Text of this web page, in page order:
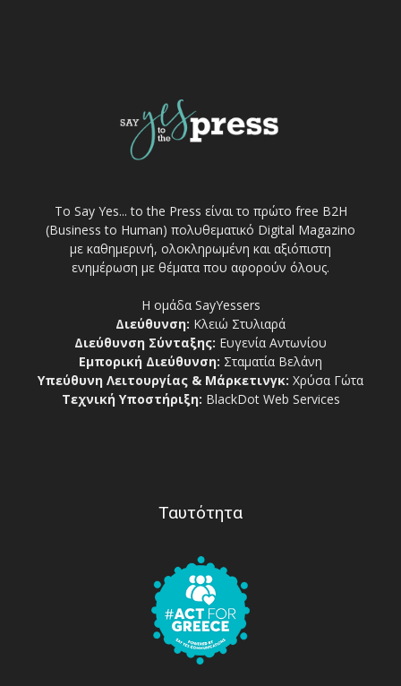
Το Say Yes... to the Press είναι το πρώτο free Β2Η
(Business to Human) πολυθεματικό Digital Magazino
με καθημερινή, ολοκληρωμένη και αξιόπιστη
ενημέρωση με θέματα που αφορούν όλους.
Η ομάδα SayYessers
Διεύθυνση: Κλειώ Στυλιαρά
Διεύθυνση Σύνταξης: Ευγενία Αντωνίου
Εμπορική Διεύθυνση: Σταματία Βελάνη
Υπεύθυνη Λειτουργίας & Μάρκετινγκ: Χρύσα Γώτα
Τεχνική Υποστήριξη: BlackDot Web Services
Ταυτότητα